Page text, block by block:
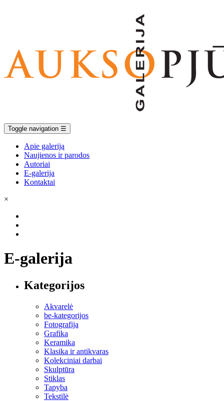
Toggle navigation ☰
Apie galeriją
Naujienos ir parodos
Autoriai
E-galerija
Kontaktai
×
E-galerija
Kategorijos
Akvarelė
be-kategorijos
Fotografija
Grafika
Keramika
Klasika ir antikvaras
Kolekciniai darbai
Skulptūra
Stiklas
Tapyba
Tekstilė